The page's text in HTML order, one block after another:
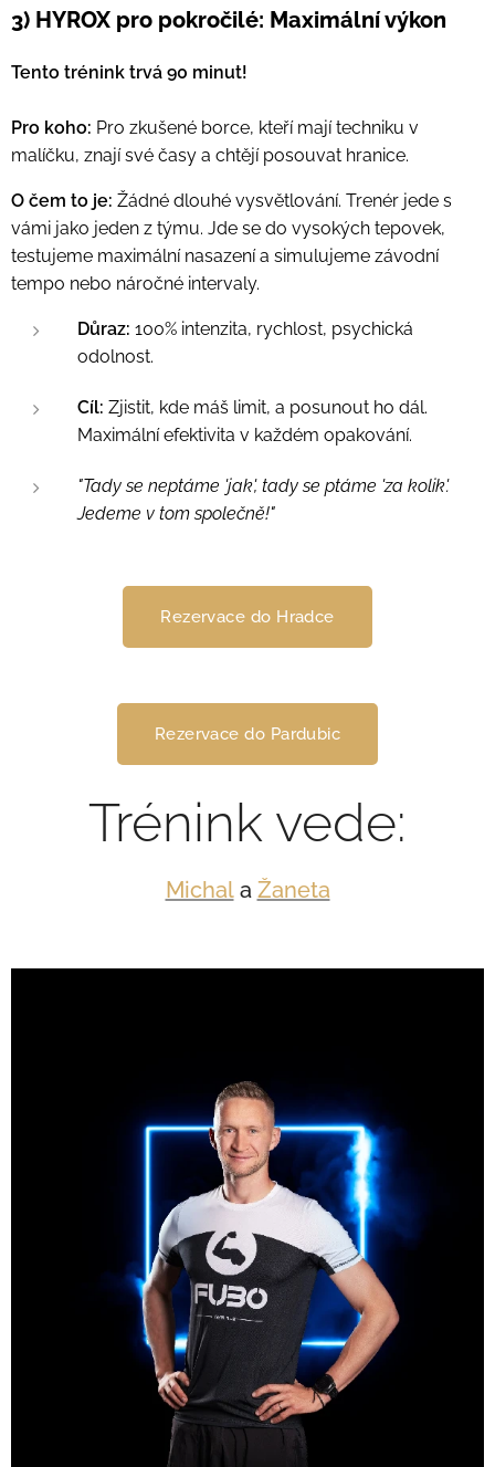
3) HYROX pro pokročilé: Maximální výkon
Tento trénink trvá 90 minut!
Pro koho: Pro zkušené borce, kteří mají techniku v
malíčku, znají své časy a chtějí posouvat hranice.
O čem to je: Žádné dlouhé vysvětlování. Trenér jede s
vámi jako jeden z týmu. Jde se do vysokých tepovek,
testujeme maximální nasazení a simulujeme závodní
tempo nebo náročné intervaly.
Důraz: 100% intenzita, rychlost, psychická
odolnost.
Cíl: Zjistit, kde máš limit, a posunout ho dál.
Maximální efektivita v každém opakování.
"Tady se neptáme 'jak', tady se ptáme 'za kolik'.
Jedeme v tom společně!"
Rezervace do Hradce
Rezervace do Pardubic
Trénink vede:
Michala Žaneta